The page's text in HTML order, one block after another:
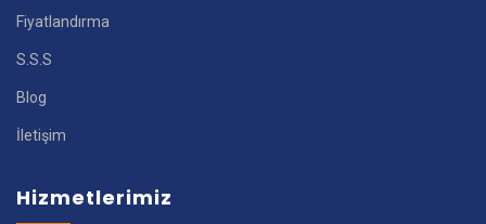
Fiyatlandırma
S.S.S
Blog
İletişim
Hizmetlerimiz